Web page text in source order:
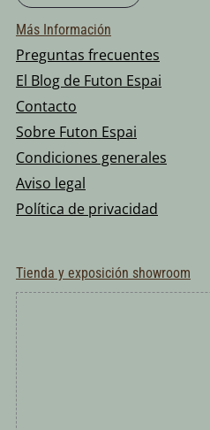
Más Información
Preguntas frecuentes
El Blog de Futon Espai
Contacto
Sobre Futon Espai
Condiciones generales
Aviso legal
Política de privacidad
Tienda y exposición showroom